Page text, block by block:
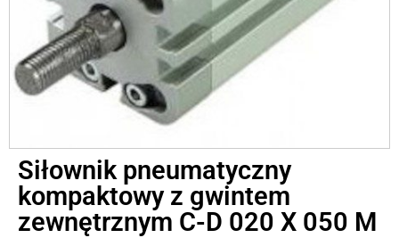
Siłownik pneumatyczny
kompaktowy z gwintem
zewnętrznym C-D 020 X 050 M